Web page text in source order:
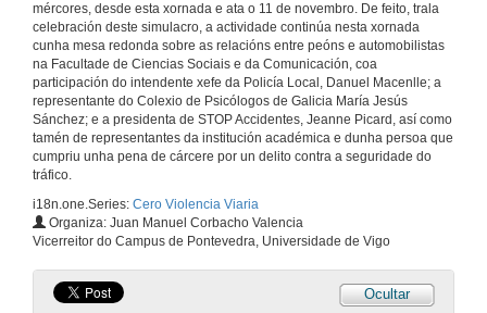
mércores, desde esta xornada e ata o 11 de novembro. De feito, trala
celebración deste simulacro, a actividade continúa nesta xornada
cunha mesa redonda sobre as relacións entre peóns e automobilistas
na Facultade de Ciencias Sociais e da Comunicación, coa
participación do intendente xefe da Policía Local, Danuel Macenlle; a
representante do Colexio de Psicólogos de Galicia María Jesús
Sánchez; e a presidenta de STOP Accidentes, Jeanne Picard, así como
tamén de representantes da institución académica e dunha persoa que
cumpriu unha pena de cárcere por un delito contra a seguridade do
tráfico.
i18n.one.Series: Cero Violencia Viaria
Organiza: Juan Manuel Corbacho Valencia
Vicerreitor do Campus de Pontevedra, Universidade de Vigo
Ocultar